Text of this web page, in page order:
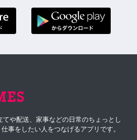
や配送、家事などの日常のちょっとし
事をしたい人をつなげるアプリです。